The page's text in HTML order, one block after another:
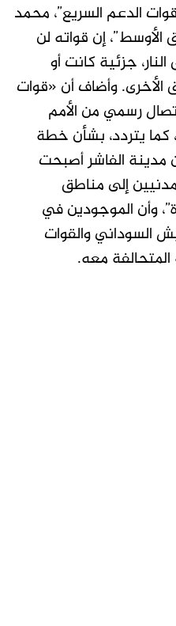
الدعم السريع”، محمد
الأوسط”، إن قواته لن
جزئية كانت أو
الأخرى. وأضاف أن «قوات
رسمي من الأمم
كما يتردد، بشأن خطة
مدينة الفاشر أصبحت
إلى مناطق
وأن الموجودين في
السوداني والقوات
معه.